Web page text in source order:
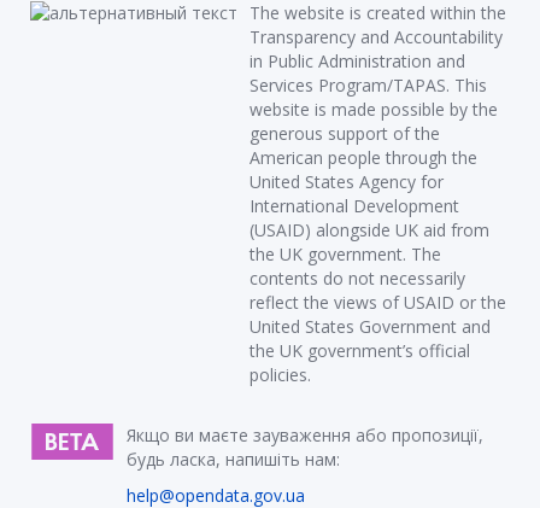
The website is created within the
Transparency and Accountability
in Public Administration and
Services Program/TAPAS. This
website is made possible by the
generous support of the
American people through the
United States Agency for
International Development
(USAID) alongside UK aid from
the UK government. The
contents do not necessarily
reflect the views of USAID or the
United States Government and
the UK government’s official
policies.
Якщо ви маєте зауваження або пропозиції,
будь ласка, напишіть нам:
help@opendata.gov.ua